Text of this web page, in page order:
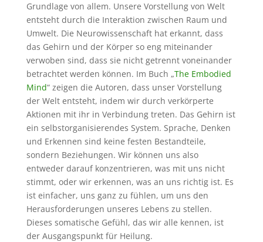
Grundlage von allem. Unsere Vorstellung von Welt
entsteht durch die Interaktion zwischen Raum und
Umwelt. Die Neurowissenschaft hat erkannt, dass
das Gehirn und der Körper so eng miteinander
verwoben sind, dass sie nicht getrennt voneinander
betrachtet werden können. Im Buch „The Embodied
Mind“ zeigen die Autoren, dass unser Vorstellung
der Welt entsteht, indem wir durch verkörperte
Aktionen mit ihr in Verbindung treten. Das Gehirn ist
ein selbstorganisierendes System. Sprache, Denken
und Erkennen sind keine festen Bestandteile,
sondern Beziehungen. Wir können uns also
entweder darauf konzentrieren, was mit uns nicht
stimmt, oder wir erkennen, was an uns richtig ist. Es
ist einfacher, uns ganz zu fühlen, um uns den
Herausforderungen unseres Lebens zu stellen.
Dieses somatische Gefühl, das wir alle kennen, ist
der Ausgangspunkt für Heilung.